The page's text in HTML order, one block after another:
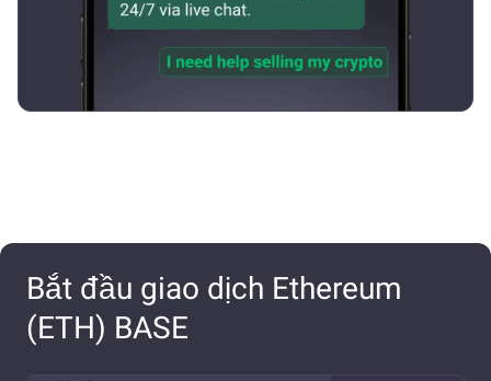
Bắt đầu giao dịch Ethereum
(ETH) BASE